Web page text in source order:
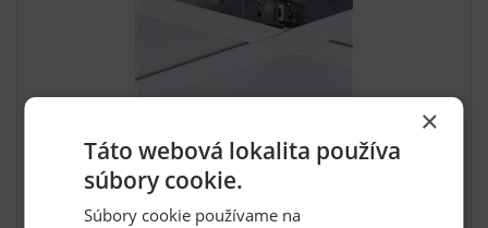
Priečny profil Knauf Ventatec 24, 1200 mm
Priečny profil Knauf Ventatec 24, 1200 mm Dĺžka 1 200
mm ...
×
Táto webová lokalita používa
súbory cookie.
Súbory cookie používame na